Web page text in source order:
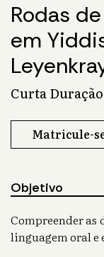
Rodas
em
Curta
Matricule-
Objetivo
Compreender as
linguagem oral e